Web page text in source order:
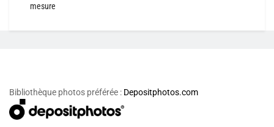
mesure
Bibliothèque photos préférée : Depositphotos.com